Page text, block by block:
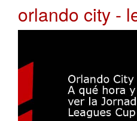
orlando city -